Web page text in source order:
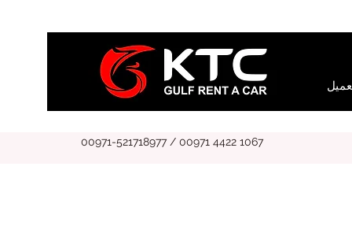
00971-521718977 / 00971 4422 1067